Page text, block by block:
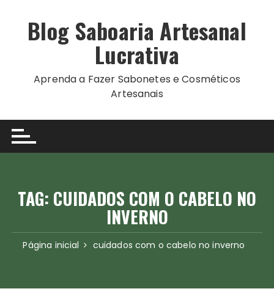
Blog Saboaria Artesanal
Lucrativa
Aprenda a Fazer Sabonetes e Cosméticos
Artesanais
TAG: CUIDADOS COM O CABELO NO
INVERNO
Página inicial cuidados com o cabelo no inverno